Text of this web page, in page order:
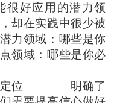
很好应用的潜力领
却在实践中很少被
力领域：哪些是你
领域：哪些是你必
业定位 明确了